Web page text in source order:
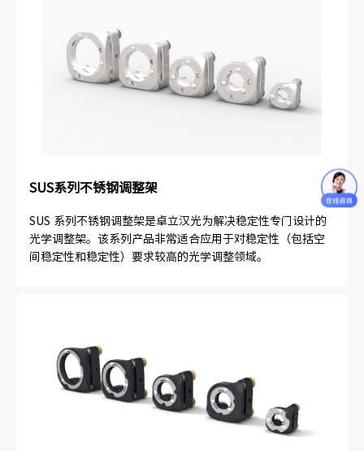
SUS系列不锈钢调整架
SUS 系列不锈钢调整架是卓立汉光为解决稳定性专门设计的
光学调整架。该系列产品非常适合应用于对稳定性（包括空
间稳定性和稳定性）要求较高的光学调整领域。